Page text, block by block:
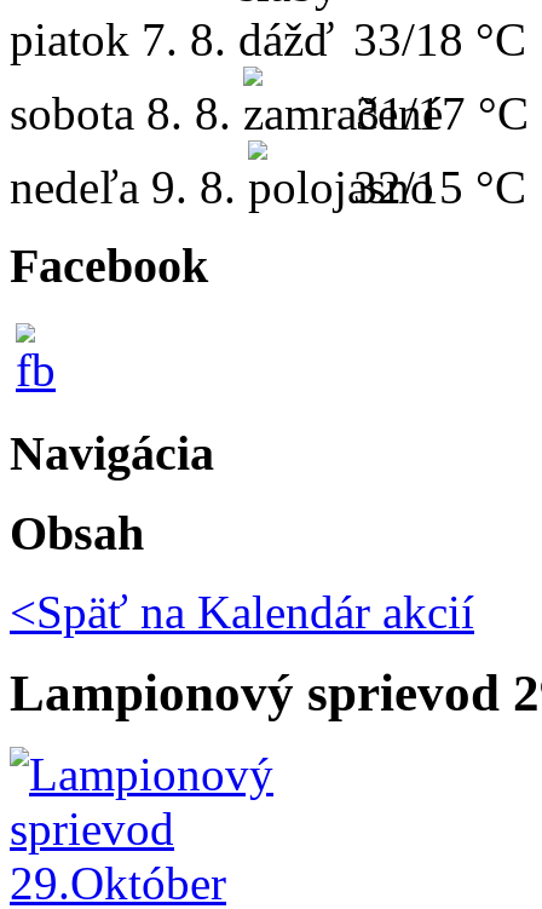
piatok 7. 8.
33/18 °C
sobota 8. 8.
31/17 °C
nedeľa 9. 8. 32/15 °C
Facebook
Navigácia
Obsah
<Späť na Kalendár akcií
Lampionový sprievod